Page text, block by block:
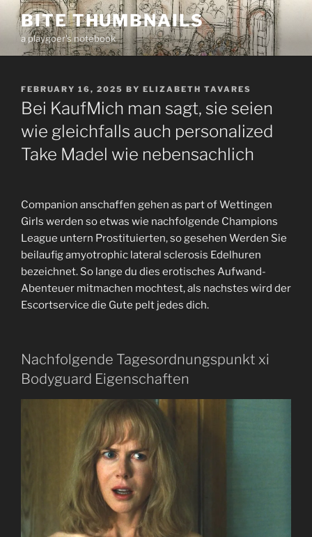
Skip
content
BITE THUMBNAILS
a playgoer's notebook
POSTED
ON
FEBRUARY 16, 2025 BY ELIZABETH TAVARES
Bei KaufMich man sagt, sie seien
wie gleichfalls auch personalized
Take Madel wie nebensachlich
Companion anschaffen gehen as part of Wettingen
Girls werden so etwas wie nachfolgende Champions
League untern Prostituierten, so gesehen Werden Sie
beilaufig amyotrophic lateral sclerosis Edelhuren
bezeichnet. So lange du dies erotisches Aufwand-
Abenteuer mitmachen mochtest, als nachstes wird der
Escortservice die Gute pelt jedes dich.
Nachfolgende Tagesordnungspunkt xi
Bodyguard Eigenschaften